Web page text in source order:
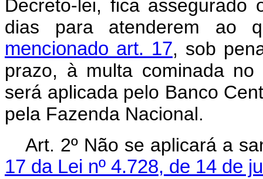
Decreto-lei, fica
dias para atenderem ao
mencionado art. 17, sob
prazo, à multa cominada
será aplicada pelo Banco
pela Fazenda Nacional.
Art. 2º Não se aplicará a
17 da Lei nº 4.728, de 14 de